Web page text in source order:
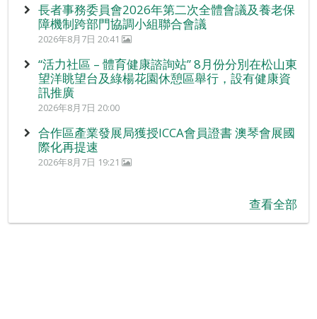
長者事務委員會2026年第二次全體會議及養老保
障機制跨部門協調小組聯合會議
2026年8月7日 20:41
“活力社區 – 體育健康諮詢站” 8月份分別在松山東
望洋眺望台及綠楊花園休憩區舉行，設有健康資
訊推廣
2026年8月7日 20:00
合作區產業發展局獲授ICCA會員證書 澳琴會展國
際化再提速
2026年8月7日 19:21
查看全部